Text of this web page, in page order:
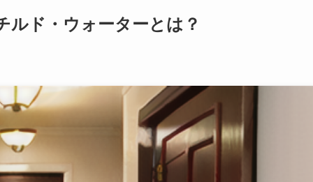
ルド・ウォーターとは？